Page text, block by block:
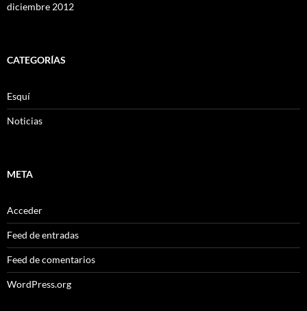
diciembre 2012
CATEGORÍAS
Esquí
Noticias
META
Acceder
Feed de entradas
Feed de comentarios
WordPress.org